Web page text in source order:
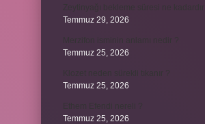
Temmuz 29, 2026
Temmuz 25, 2026
Temmuz 25, 2026
Temmuz 25, 2026